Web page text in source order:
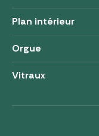
Plan intérieur
Orgue
Vitraux